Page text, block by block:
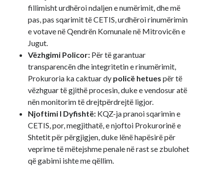
fillimisht urdhëroi ndaljen e numërimit, dhe më
pas, pas sqarimit të CETIS, urdhëroi rinumërimin
e votave në Qendrën Komunale në Mitrovicën e
Jugut.
Vëzhgimi Policor: Për të garantuar
transparencën dhe integritetin e rinumërimit,
Prokuroria ka caktuar dy policë hetues për të
vëzhguar të gjithë procesin, duke e vendosur atë
nën monitorim të drejtpërdrejtë ligjor.
Njoftimi I Dyfishtë: KQZ-ja pranoi sqarimin e
CETIS, por, megjithatë, e njoftoi Prokurorinë e
Shtetit për përgjigjen, duke lënë hapësirë për
veprime të mëtejshme penale në rast se zbulohet
që gabimi ishte me qëllim.